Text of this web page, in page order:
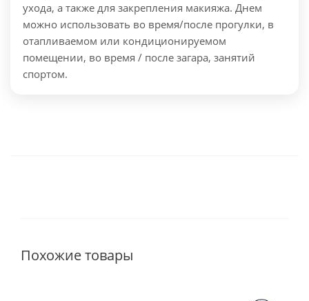
ухода, а также для закрепления макияжа. Днем
можно использовать во время/после прогулки, в
отапливаемом или кондиционируемом
помещении, во время / после загара, занятий
спортом.
Похожие товары